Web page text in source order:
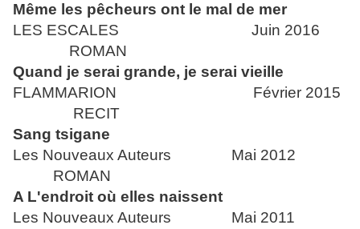
Même les pêcheurs ont le mal de mer
LES ESCALES Juin 2016
ROMAN
Quand je serai grande, je serai vieille
FLAMMARION Février 2015
RECIT
Sang tsigane
Les Nouveaux Auteurs Mai 2012
ROMAN
A L'endroit où elles naissent
Les Nouveaux Auteurs Mai 2011